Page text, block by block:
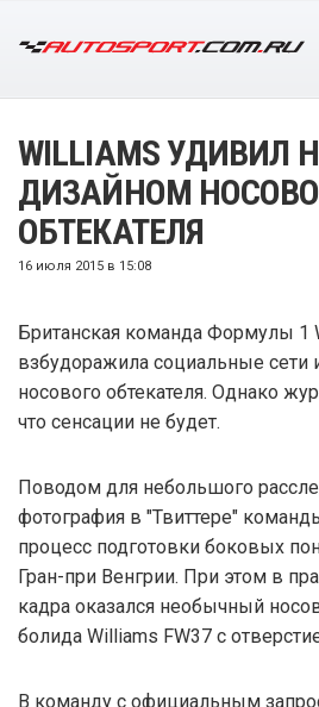
WILLIAMS УДИВИЛ
ДИЗАЙНОМ
ОБТЕКАТЕЛЯ
16 июля 2015 в 15:08
Британская команда Формулы 1
взбудоражила социальные сети
носового обтекателя. Однако
что сенсации не будет.
Поводом для небольшого
фотография в "Твиттере"
процесс подготовки боковых
Гран-при Венгрии. При этом в
кадра оказался необычный
болида Williams FW37 с
В команду с официальным